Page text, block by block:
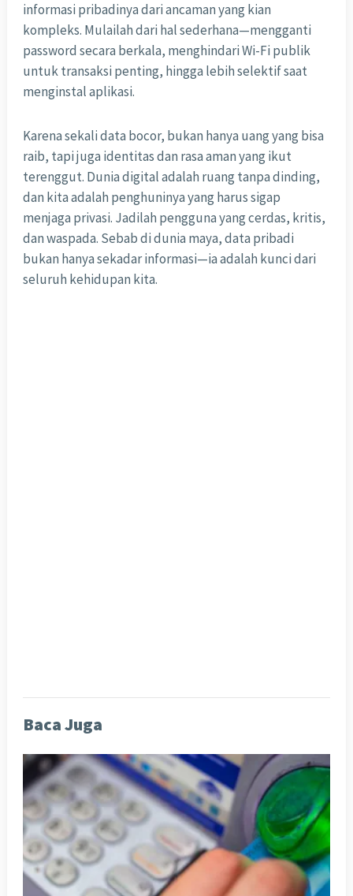
informasi pribadinya dari ancaman yang kian
kompleks. Mulailah dari hal sederhana—mengganti
password secara berkala, menghindari Wi-Fi publik
untuk transaksi penting, hingga lebih selektif saat
menginstal aplikasi.
Karena sekali data bocor, bukan hanya uang yang bisa
raib, tapi juga identitas dan rasa aman yang ikut
terenggut. Dunia digital adalah ruang tanpa dinding,
dan kita adalah penghuninya yang harus sigap
menjaga privasi. Jadilah pengguna yang cerdas, kritis,
dan waspada. Sebab di dunia maya, data pribadi
bukan hanya sekadar informasi—ia adalah kunci dari
seluruh kehidupan kita.
Baca Juga